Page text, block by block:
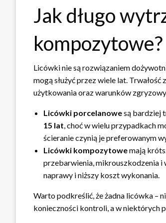
Jak długo
kompozytowe?
Licówki nie są rozwiązaniem
mogą służyć przez wiele lat.
użytkowania oraz warunków
Licówki porcelanowesą bardziej
15 lat, choć w wielu przypadkach
ścieranie czynią je preferowanym
Licówki kompozytowemają
przebarwienia, mikrouszkodzenia
naprawy i niższy koszt wykonania.
Warto podkreślić, że żadna licówka –
konieczności kontroli, a w niektórych